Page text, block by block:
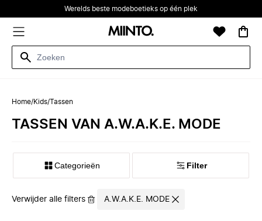
Werelds beste modeboetieks op één plek
Home/Kids/Tassen
TASSEN VAN A.W.A.K.E. MODE
Categorieën Filter
Verwijder alle filters A.W.A.K.E. MODE